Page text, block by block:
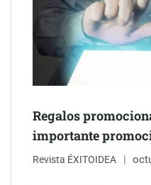
Jumpstart: EE.UU. redefine
medidas que impactan a
Regalos
importante
Revista ÉXITOIDEA